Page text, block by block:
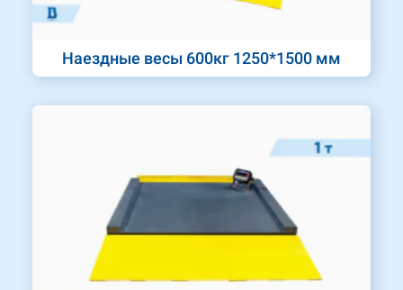
Наездные весы 600кг 1250*1500 мм